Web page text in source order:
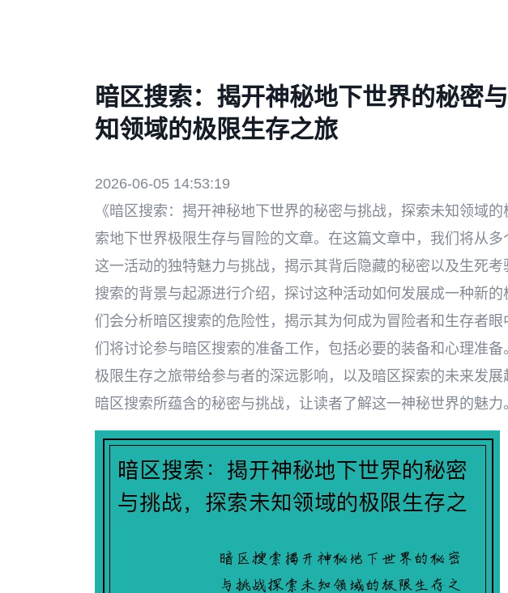
暗区搜索：揭开神秘地下世界的秘密
知领域的极限生存之旅
2026-06-05 14:53:19
《暗区搜索：揭开神秘地下世界的秘密与挑战，探索未知领域
索地下世界极限生存与冒险的文章。在这篇文章中，我们将从
这一活动的独特魅力与挑战，揭示其背后隐藏的秘密以及生死
搜索的背景与起源进行介绍，探讨这种活动如何发展成一种新
们会分析暗区搜索的危险性，揭示其为何成为冒险者和生存者
们将讨论参与暗区搜索的准备工作，包括必要的装备和心理准
极限生存之旅带给参与者的深远影响，以及暗区探索的未来发
暗区搜索所蕴含的秘密与挑战，让读者了解这一神秘世界的魅力